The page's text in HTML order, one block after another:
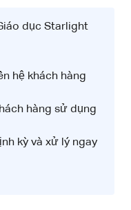
dục Starlight
hệ khách hàng
hàng sử dụng
kỳ và xử lý ngay